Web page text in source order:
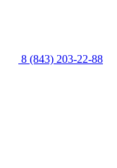
8 (843) 203-22-88